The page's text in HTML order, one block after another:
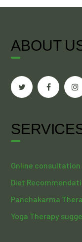
ABOUT
Online consultation
Diet
Panchakarma
Yoga Therapy